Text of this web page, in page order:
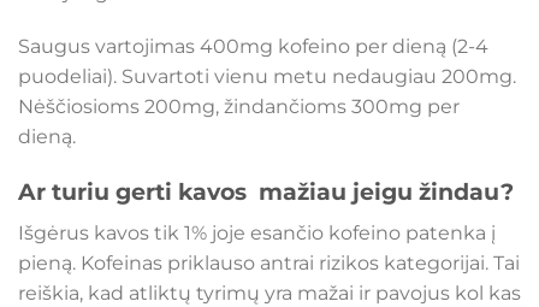
Saugus vartojimas 400mg kofeino per dieną (2-4
puodeliai). Suvartoti vienu metu nedaugiau 200mg.
Nėščiosioms 200mg, žindančioms 300mg per
dieną.
Ar turiu gerti kavos mažiau jeigu žindau?
Išgėrus kavos tik 1% joje esančio kofeino patenka į
pieną. Kofeinas priklauso antrai rizikos kategorijai. Tai
reiškia, kad atliktų tyrimų yra mažai ir pavojus kol kas